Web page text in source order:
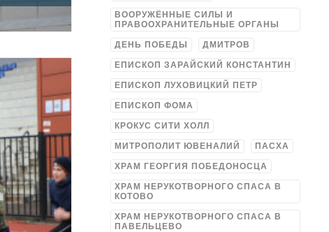
ВООРУЖЁННЫЕ СИЛЫ И
ПРАВООХРАНИТЕЛЬНЫЕ ОРГАНЫ
ДЕНЬ ПОБЕДЫ ДМИТРОВ
ЕПИСКОП ЗАРАЙСКИЙ КОНСТАНТИН
ЕПИСКОП ЛУХОВИЦКИЙ ПЕТР
ЕПИСКОП ФОМА
КРОКУС СИТИ ХОЛЛ
МИТРОПОЛИТ ЮВЕНАЛИЙ ПАСХА
ХРАМ ГЕОРГИЯ ПОБЕДОНОСЦА
ХРАМ НЕРУКОТВОРНОГО СПАСА В
КОТОВО
ХРАМ НЕРУКОТВОРНОГО СПАСА В
ПАВЕЛЬЦЕВО